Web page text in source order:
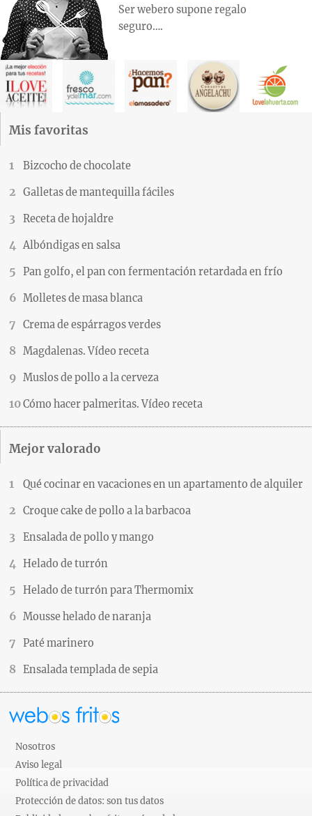
Ser webero supone regalo
seguro….
Mis favoritas
Bizcocho de chocolate
Galletas de mantequilla fáciles
Receta de hojaldre
Albóndigas en salsa
Pan golfo, el pan con fermentación retardada en frío
Molletes de masa blanca
Crema de espárragos verdes
Magdalenas. Vídeo receta
Muslos de pollo a la cerveza
Cómo hacer palmeritas. Vídeo receta
Mejor valorado
Qué cocinar en vacaciones en un apartamento de alquiler
Croque cake de pollo a la barbacoa
Ensalada de pollo y mango
Helado de turrón
Helado de turrón para Thermomix
Mousse helado de naranja
Paté marinero
Ensalada templada de sepia
Nosotros
Aviso legal
Política de privacidad
Protección de datos: son tus datos